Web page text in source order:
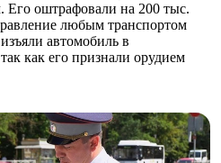
Его оштрафовали на 200 тыс.
любым транспортом
автомобиль в
как его признали орудием